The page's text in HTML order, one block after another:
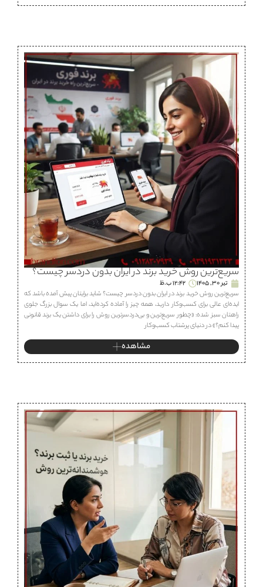
سریع‌ترین روش خرید برند در ایران بدون دردسر چیست؟
تیر 30, 1405
12:42 ب.ظ
سریع‌ترین روش خرید برند در ایران بدون دردسر چیست؟ شاید برایتان پیش آمده باشد که
ایده‌ای عالی برای کسب‌وکار دارید، همه چیز را آماده کرده‌اید، اما یک سوال بزرگ جلوی
راهتان سبز شده: «چطور سریع‌ترین و بی‌دردسرترین روش را برای داشتن یک برند قانونی
پیدا کنم؟» در دنیای پرشتاب کسب‌وکار
مشاهده